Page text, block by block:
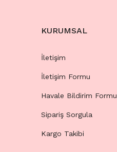
KURUMSAL
İletişim
İletişim Formu
Havale Bildirim Formu
Sipariş Sorgula
Kargo Takibi